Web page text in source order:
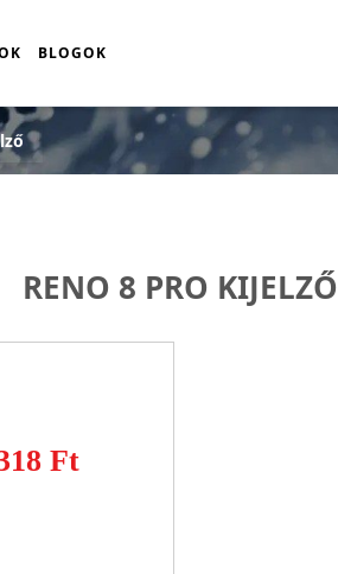
BLOGOK
RENO 8 PRO KIJELZŐ
Ft